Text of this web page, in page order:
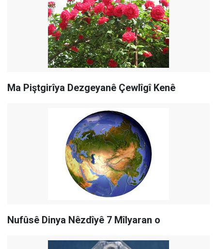
Ma Piştgirîya Dezgeyanê Çewlîgî Kenê
Nufûsê Dinya Nêzdîyê 7 Mîlyaran o